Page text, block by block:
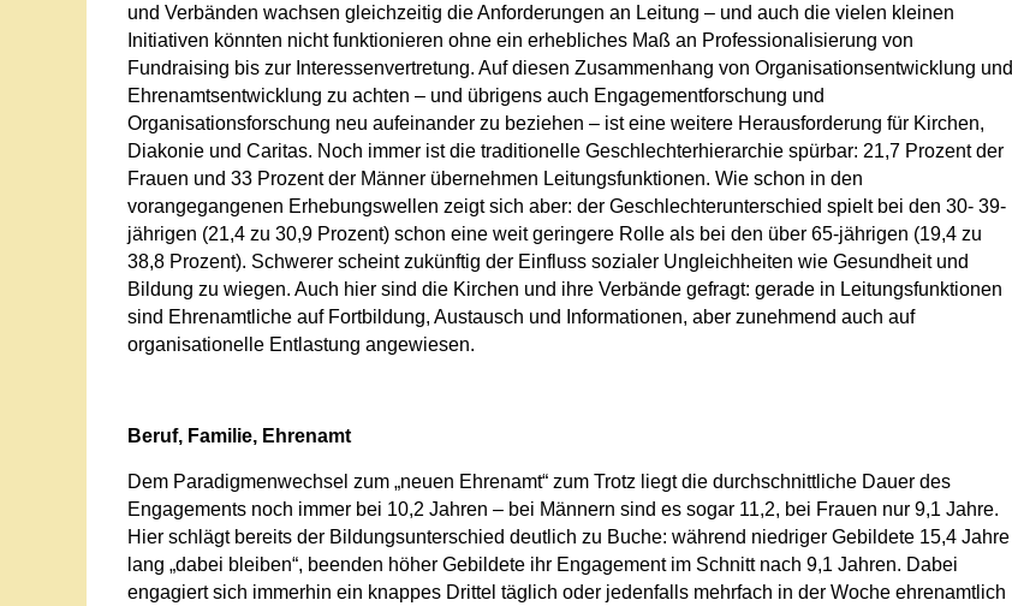
und Verbänden wachsen gleichzeitig die Anforderungen an Leitung – und auch die vielen kleinen
Initiativen könnten nicht funktionieren ohne ein erhebliches Maß an Professionalisierung von
Fundraising bis zur Interessenvertretung. Auf diesen Zusammenhang von Organisationsentwicklung und
Ehrenamtsentwicklung zu achten – und übrigens auch Engagementforschung und
Organisationsforschung neu aufeinander zu beziehen – ist eine weitere Herausforderung für Kirchen,
Diakonie und Caritas. Noch immer ist die traditionelle Geschlechterhierarchie spürbar: 21,7 Prozent der
Frauen und 33 Prozent der Männer übernehmen Leitungsfunktionen. Wie schon in den
vorangegangenen Erhebungswellen zeigt sich aber: der Geschlechterunterschied spielt bei den 30- 39-
jährigen (21,4 zu 30,9 Prozent) schon eine weit geringere Rolle als bei den über 65-jährigen (19,4 zu
38,8 Prozent). Schwerer scheint zukünftig der Einfluss sozialer Ungleichheiten wie Gesundheit und
Bildung zu wiegen. Auch hier sind die Kirchen und ihre Verbände gefragt: gerade in Leitungsfunktionen
sind Ehrenamtliche auf Fortbildung, Austausch und Informationen, aber zunehmend auch auf
organisationelle Entlastung angewiesen.
Beruf, Familie, Ehrenamt
Dem Paradigmenwechsel zum „neuen Ehrenamt“ zum Trotz liegt die durchschnittliche Dauer des
Engagements noch immer bei 10,2 Jahren – bei Männern sind es sogar 11,2, bei Frauen nur 9,1 Jahre.
Hier schlägt bereits der Bildungsunterschied deutlich zu Buche: während niedriger Gebildete 15,4 Jahre
lang „dabei bleiben“, beenden höher Gebildete ihr Engagement im Schnitt nach 9,1 Jahren. Dabei
engagiert sich immerhin ein knappes Drittel täglich oder jedenfalls mehrfach in der Woche ehrenamtlich